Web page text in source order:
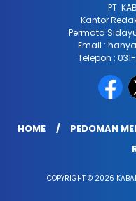
PT.
Kantor
Permata
Email :
Telepon :
HOME PEDOMAN
COPYRIGHT © 2026